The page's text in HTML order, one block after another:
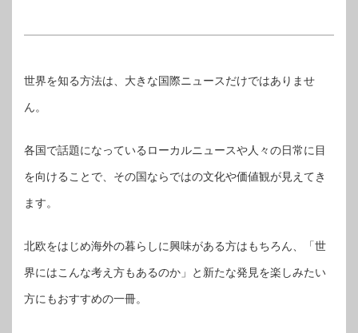
世界を知る方法は、大きな国際ニュースだけではありませ
ん。
各国で話題になっているローカルニュースや人々の日常に目
を向けることで、その国ならではの文化や価値観が見えてき
ます。
北欧をはじめ海外の暮らしに興味がある方はもちろん、「世
界にはこんな考え方もあるのか」と新たな発見を楽しみたい
方にもおすすめの一冊。